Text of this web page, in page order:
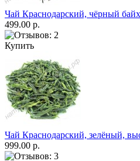
Чай Краснодарский, чёрный
499.00 р.
Купить
Чай Краснодарский, зелёный,
999.00 р.